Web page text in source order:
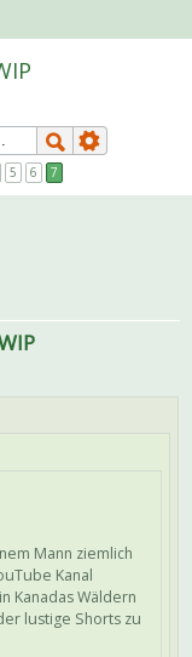
5 6 7
Mann ziemlich
Kanal
Kanadas Wäldern
lustige Shorts zu